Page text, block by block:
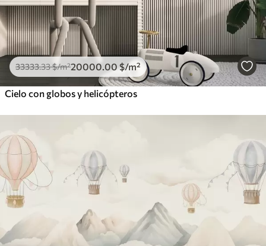
33333.33$/m²20000 .00 $/m²
Cielo con globos y helicópteros